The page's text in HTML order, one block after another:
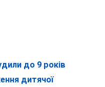
до 9 років
дитячої